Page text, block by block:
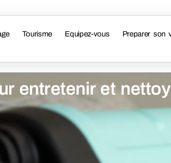
Tourisme Equipez-vous Preparer son
entretenir et